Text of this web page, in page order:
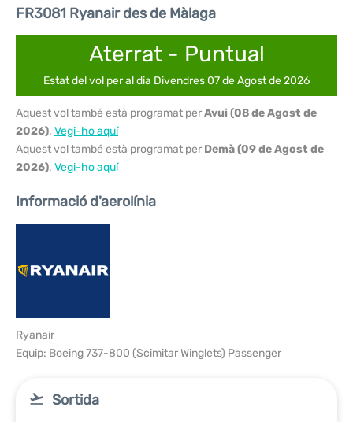
FR3081 Ryanair des de Màlaga
Aterrat - Puntual
Estat del vol per al dia Divendres 07 de Agost de 2026
Aquest vol també està programat perAvui (08 de Agost de
2026). Vegi-ho aquí
Aquest vol també està programat per Demà (09 de Agost de
2026). Vegi-ho aquí
Informació d'aerolínia
Ryanair
Equip: Boeing 737-800 (Scimitar Winglets) Passenger
Sortida